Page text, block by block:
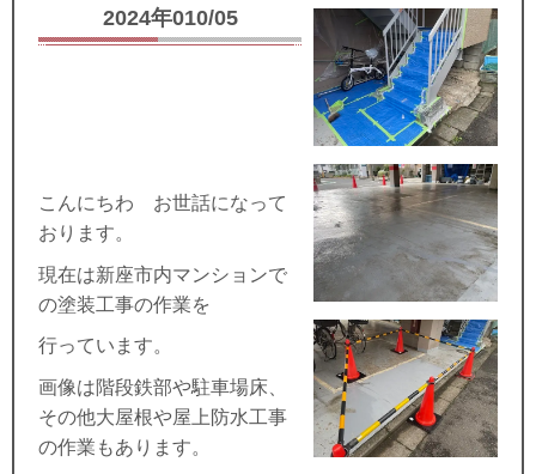
2024年010/05
こんにちわ お世話になって
おります。
現在は新座市内マンションで
の塗装工事の作業を
行っています。
画像は階段鉄部や駐車場床、
その他大屋根や屋上防水工事
の作業もあります。